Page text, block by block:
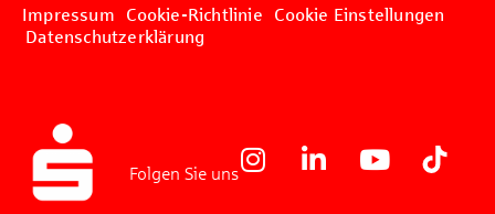
Impressum Cookie-Richtlinie
Cookie Einstellungen
Datenschutzerklärung
Folgen Sie uns